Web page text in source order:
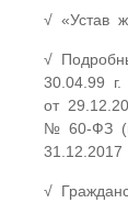
«Устав
30.04.99
от
№ 60-ФЗ
31.12.2017